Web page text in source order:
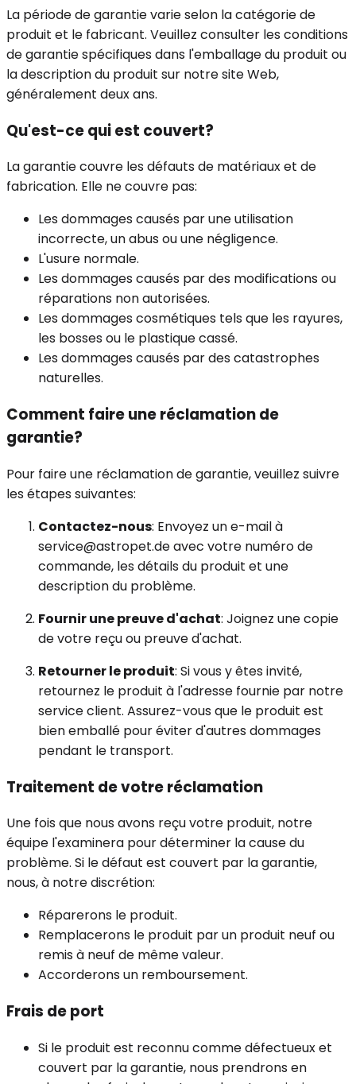
La période de garantie varie selon la catégorie de
produit et le fabricant. Veuillez consulter les conditions
de garantie spécifiques dans l'emballage du produit ou
la description du produit sur notre site Web,
généralement deux ans.
Qu'est-ce qui est couvert?
La garantie couvre les défauts de matériaux et de
fabrication. Elle ne couvre pas:
Les dommages causés par une utilisation
incorrecte, un abus ou une négligence.
L'usure normale.
Les dommages causés par des modifications ou
réparations non autorisées.
Les dommages cosmétiques tels que les rayures,
les bosses ou le plastique cassé.
Les dommages causés par des catastrophes
naturelles.
Comment faire une réclamation de
garantie?
Pour faire une réclamation de garantie, veuillez suivre
les étapes suivantes:
Contactez-nous: Envoyez un e-mail à
service@astropet.deavec votre numéro de
commande, les détails du produit et une
description du problème.
Fournir une preuve d'achat: Joignez une copie
de votre reçu ou preuve d'achat.
Retourner le produit: Si vous y êtes invité,
retournez le produit à l'adresse fournie par notre
service client. Assurez-vous que le produit est
bien emballé pour éviter d'autres dommages
pendant le transport.
Traitement de votre réclamation
Une fois que nous avons reçu votre produit, notre
équipe l'examinera pour déterminer la cause du
problème. Si le défaut est couvert par la garantie,
nous, à notre discrétion:
Réparerons le produit.
Remplacerons le produit par un produit neuf ou
remis à neuf de même valeur.
Accorderons un remboursement.
Frais de port
Si le produit est reconnu comme défectueux et
couvert par la garantie, nous prendrons en